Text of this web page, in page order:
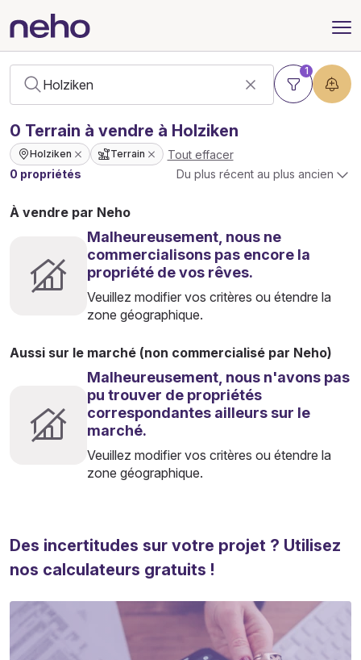
1
0 Terrain à vendre à Holziken
Holziken Terrain
Tout effacer
0 propriétés
Du plus récent au plus ancien
À vendre par Neho
Malheureusement, nous ne
commercialisons pas encore la
propriété de vos rêves.
Veuillez modifier vos critères ou étendre la
zone géographique.
Aussi sur le marché (non commercialisé par Neho)
Malheureusement, nous n'avons pas
pu trouver de propriétés
correspondantes ailleurs sur le
marché.
Veuillez modifier vos critères ou étendre la
zone géographique.
Des incertitudes sur votre projet ? Utilisez
nos calculateurs gratuits !